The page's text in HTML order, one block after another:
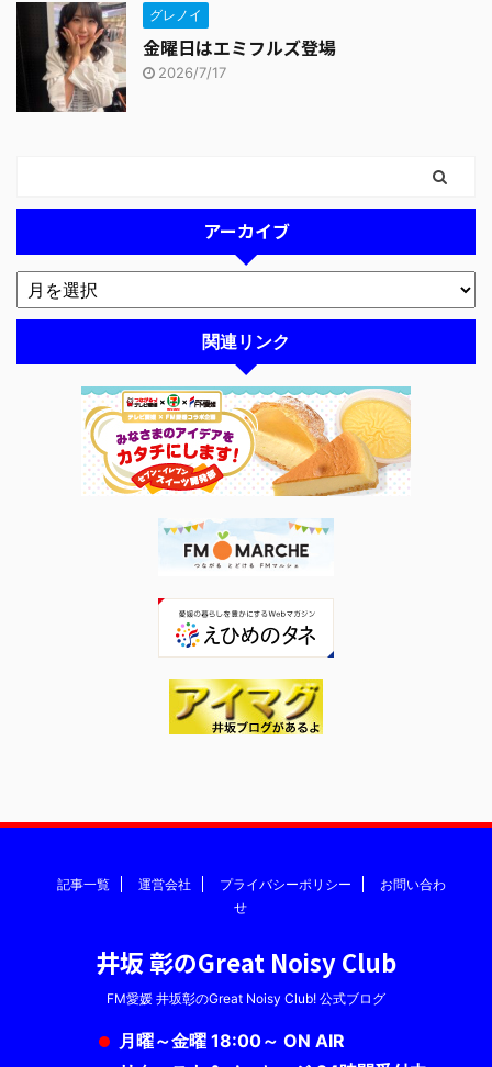
グレノイ
金曜日はエミフルズ登場
2026/7/17
アーカイブ
関連リンク
記事一覧 運営会社 プライバシーポリシー
お問い合わ
せ
井坂 彰のGreat Noisy Club
FM愛媛 井坂彰のGreat Noisy Club! 公式ブログ
月曜～金曜 18:00～ ON AIR